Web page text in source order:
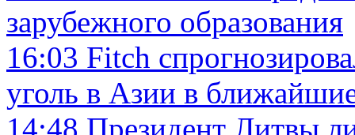
зарубежного образования
16:03 Fitch
уголь в Азии в
14:48 Президент Литвы